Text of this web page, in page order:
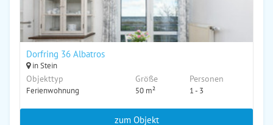
Dorfring 36 Albatros
in Stein
Objekttyp
Ferienwohnung
Größe
50 m²
Personen
1 - 3
zum Objekt